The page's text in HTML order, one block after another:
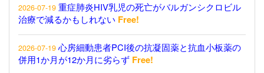
2026-07-19 重症肺炎HIV乳児の死亡がバルガンシクロビル
治療で減るかもしれない Free!
2026-07-19 心房細動患者PCI後の抗凝固薬と抗血小板薬の
併用1か月が12か月に劣らず Free!